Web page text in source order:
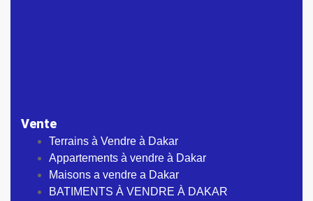
Vente
Terrains à Vendre à Dakar
Appartements à vendre à Dakar
Maisons a vendre a Dakar
BATIMENTS À VENDRE À DAKAR